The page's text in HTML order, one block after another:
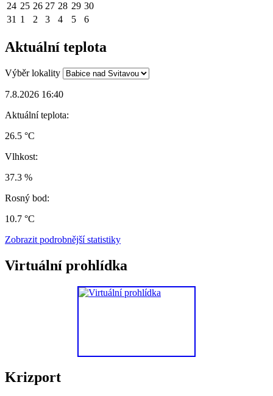
24 25 26 27 28 29 30
31 1 2 3 4 5 6
Aktuální teplota
Výběr lokality
7.8.2026 16:40
Aktuální teplota:
26.5 °C
Vlhkost:
37.3 %
Rosný bod:
10.7 °C
Zobrazit podrobnější statistiky
Virtuální prohlídka
Krizport